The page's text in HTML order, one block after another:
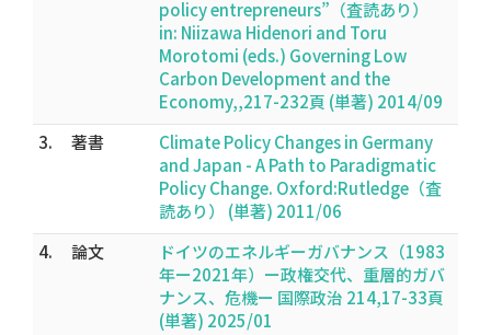
policy entrepreneurs”（査読あり）
in: Niizawa Hidenori and Toru
Morotomi (eds.) Governing Low
Carbon Development and the
Economy,,217-232頁 (単著) 2014/09
3.
著書
Climate Policy Changes in Germany
and Japan - A Path to Paradigmatic
Policy Change. Oxford:Rutledge（査
読あり） (単著) 2011/06
4.
論文
ドイツのエネルギーガバナンス（1983
年ー2021年）ー政権交代、重層的ガバ
ナンス、危機ー 国際政治 214,17-33頁
(単著) 2025/01